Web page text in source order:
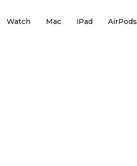
Watch Mac iPad AirPods